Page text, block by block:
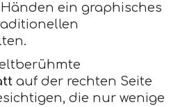
ein graphisches
auf der rechten Seite
die nur wenige